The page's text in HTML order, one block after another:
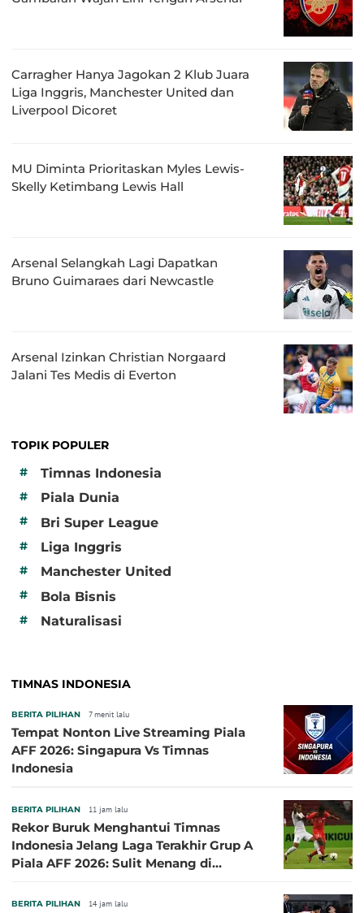
Carragher Hanya Jagokan 2 Klub Juara
Liga Inggris, Manchester United dan
Liverpool Dicoret
MU Diminta Prioritaskan Myles Lewis-
Skelly Ketimbang Lewis Hall
Arsenal Selangkah Lagi Dapatkan
Bruno Guimaraes dari Newcastle
Arsenal Izinkan Christian Norgaard
Jalani Tes Medis di Everton
TOPIK POPULER
#
Timnas Indonesia
# Piala Dunia
# Bri Super League
# Liga Inggris
# Manchester United
# Bola Bisnis
# Naturalisasi
TIMNAS INDONESIA
BERITA PILIHAN 7 menit lalu
Tempat Nonton Live Streaming Piala
AFF 2026: Singapura Vs Timnas
Indonesia
BERITA PILIHAN 11 jam lalu
Rekor Buruk Menghantui Timnas
Indonesia Jelang Laga Terakhir Grup A
Piala AFF 2026: Sulit Menang di
BERITA PILIHAN 14 jam lalu